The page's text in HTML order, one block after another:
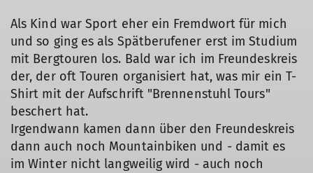
© Ulli Brennenstuhl
Als Kind war Sport eher ein Fremdwort für mich
und so ging es als Spätberufener erst im Studium
mit Bergtouren los. Bald war ich im Freundeskreis
der, der oft Touren organisiert hat, was mir ein T-
Shirt mit der Aufschrift "Brennenstuhl Tours"
beschert hat.
Irgendwann kamen dann über den Freundeskreis
dann auch noch Mountainbiken und - damit es
im Winter nicht langweilig wird - auch noch